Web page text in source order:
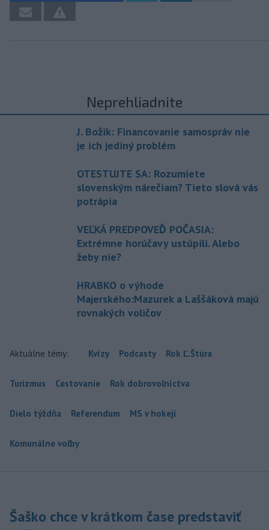
Neprehliadnite
J. Božik: Financovanie samospráv nie
je ich jediný problém
OTESTUJTE SA: Rozumiete
slovenským nárečiam? Tieto slová vás
potrápia
VEĽKÁ PREDPOVEĎ POČASIA:
Extrémne horúčavy ustúpili. Alebo
žeby nie?
HRABKO o výhode
Majerského:Mazurek a Laššáková majú
rovnakých voličov
Aktuálne témy: Kvízy Podcasty Rok Ľ.Štúra
Turizmus Cestovanie Rok dobrovoľníctva
Dielo týždňa Referendum MS v hokeji
Komunálne voľby
Šaško chce v krátkom čase predstaviť